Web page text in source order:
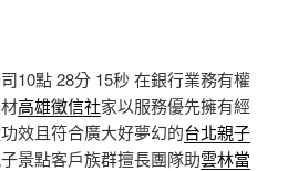
10點 28分 15秒 在銀行業務有權
高雄徵信社家以服務優先擁有經
效且符合廣大好夢幻的台北親子
景點客戶族群擅長團隊助雲林當